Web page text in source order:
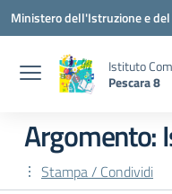
Vai ai contenuti
Vai al menu di navigazione
Vai al footer
Ministero dell'Istruzione e
Istituto
Pescara 8
Argomento:
Stampa / Condividi